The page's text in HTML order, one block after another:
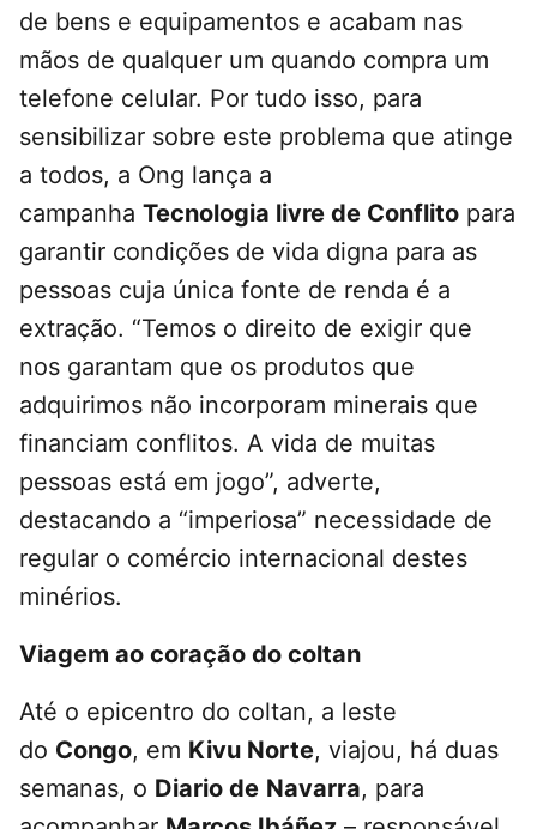
de bens e equipamentos e acabam nas
mãos de qualquer um quando compra um
telefone celular. Por tudo isso, para
sensibilizar sobre este problema que atinge
a todos, a Ong lança a
campanha Tecnologia livre de Conflito para
garantir condições de vida digna para as
pessoas cuja única fonte de renda é a
extração. “Temos o direito de exigir que
nos garantam que os produtos que
adquirimos não incorporam minerais que
financiam conflitos. A vida de muitas
pessoas está em jogo”, adverte,
destacando a “imperiosa” necessidade de
regular o comércio internacional destes
minérios.
Viagem ao coração do coltan
Até o epicentro do coltan, a leste
do Congo, em Kivu Norte, viajou, há duas
semanas, o Diario de Navarra, para